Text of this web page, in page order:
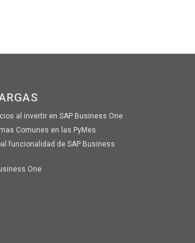
al invertir en SAP Business One
Comunes en las PyMes
funcionalidad de SAP Business
One